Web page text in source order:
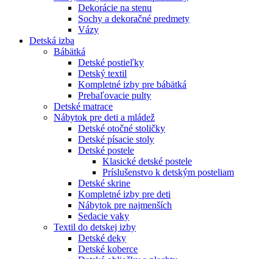
Dekorácie na stenu
Sochy a dekoračné predmety
Vázy
Detská izba
Bábätká
Detské postieľky
Detský textil
Kompletné izby pre bábätká
Prebaľovacie pulty
Detské matrace
Nábytok pre deti a mládež
Detské otočné stoličky
Detské písacie stoly
Detské postele
Klasické detské postele
Príslušenstvo k detským posteliam
Detské skrine
Kompletné izby pre deti
Nábytok pre najmenších
Sedacie vaky
Textil do detskej izby
Detské deky
Detské koberce